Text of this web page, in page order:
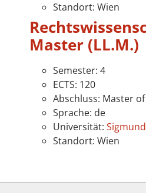
Standort: Wien
Master (LL.M.)
Semester: 4
ECTS: 120
Abschluss: Master of
Sprache: de
Universität:
Standort: Wien